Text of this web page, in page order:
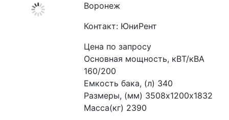
Воронеж
Контакт: ЮниРент
Цена по запросу
Основная мощность, кВТ/кВА
160/200
Емкость бака, (л) 340
Размеры, (мм) 3508х1200х1832
Масса(кг) 2390